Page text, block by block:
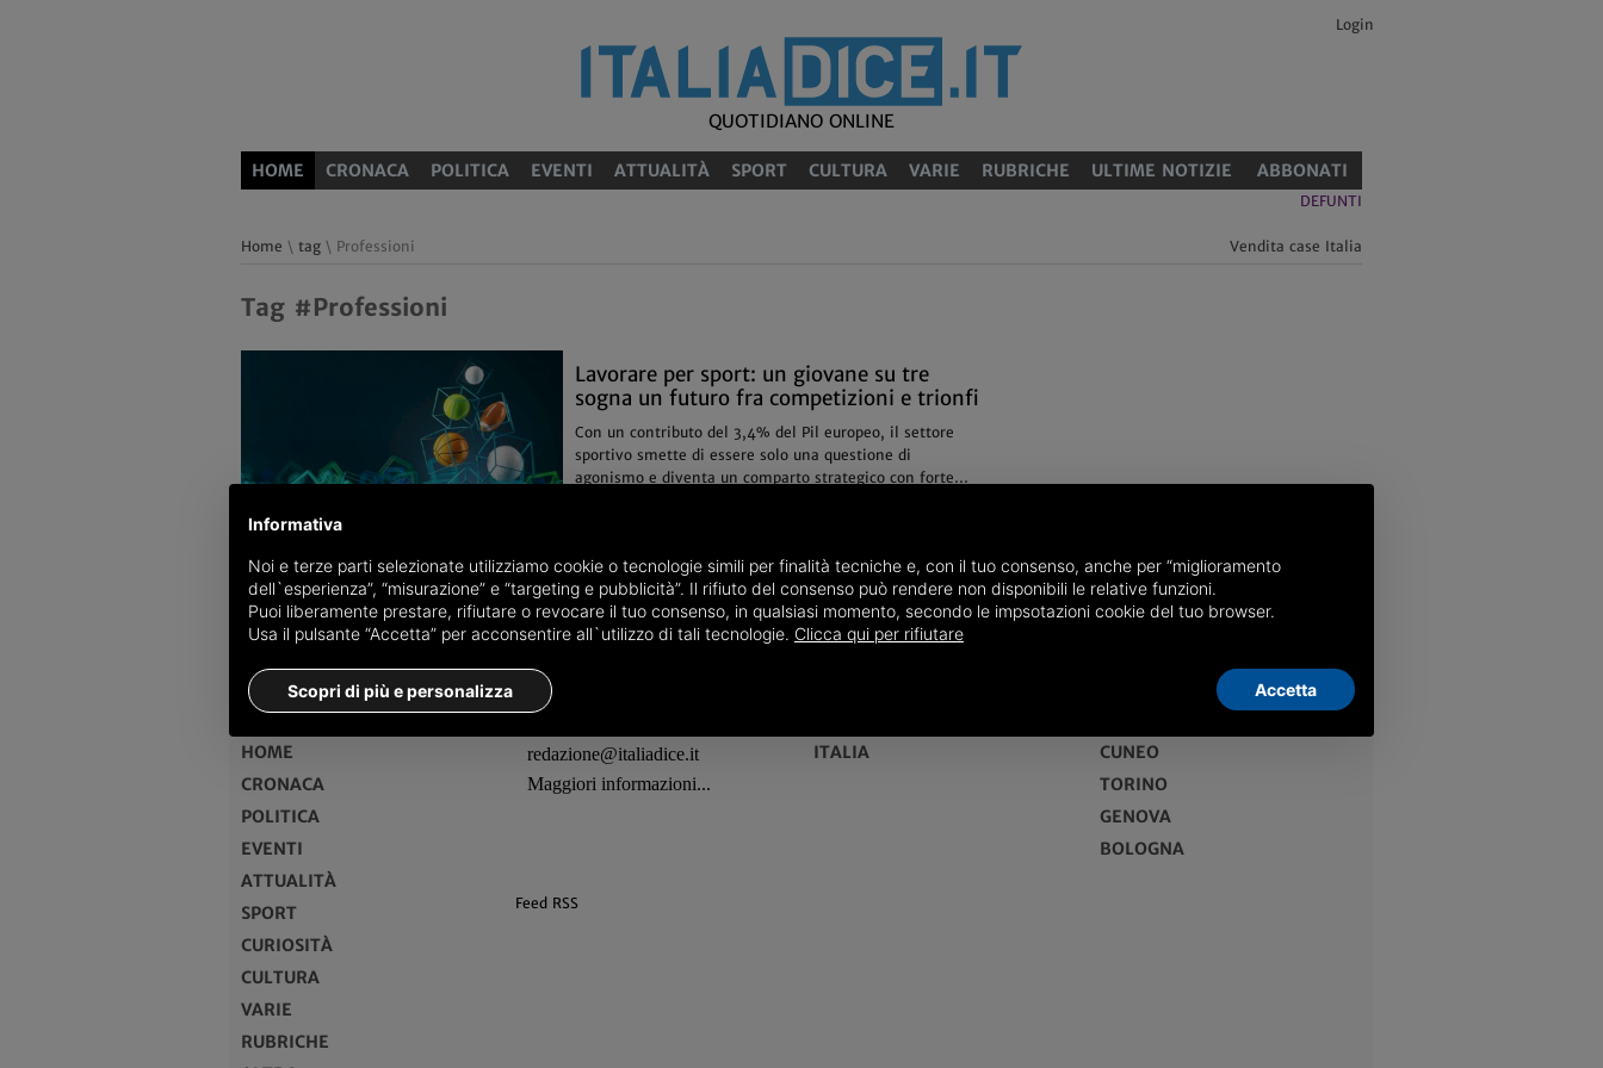
Login
QUOTIDIANO ONLINE
HOME CRONACA POLITICA EVENTI ATTUALITÀ SPORT CULTURA VARIE RUBRICHE ULTIME NOTIZIE ABBONATI
DEFUNTI
Home \ tag \ Professioni Vendita case Italia
Tag #Professioni
Lavorare per sport: un giovane su tre
sogna un futuro fra competizioni e trionfi
Con un contributo del 3,4% del Pil europeo, il settore
sportivo smette di essere solo una questione di
agonismo e diventa un comparto strategico con forte
MENU
HOME
CRONACA
POLITICA
EVENTI
ATTUALITÀ
SPORT
CURIOSITÀ
CULTURA
VARIE
RUBRICHE
REDAZIONE
redazione@italiadice.it
Maggiori informazioni...
ITALIA
CUNEO
TORINO
GENOVA
BOLOGNA
Feed RSS
Informativa
Noi e terze parti selezionate utilizziamo cookie o tecnologie simili per finalità tecniche e, con il tuo consenso, anche per “miglioramento
dell`esperienza”, “misurazione” e “targeting e pubblicità”. Il rifiuto del consenso può rendere non disponibili le relative funzioni.
Puoi liberamente prestare, rifiutare o revocare il tuo consenso, in qualsiasi momento, secondo le impsotazioni cookie del tuo browser.
Usa il pulsante “Accetta” per acconsentire all`utilizzo di tali tecnologie. Clicca qui per rifiutare
Scopri di più e personalizza Accetta